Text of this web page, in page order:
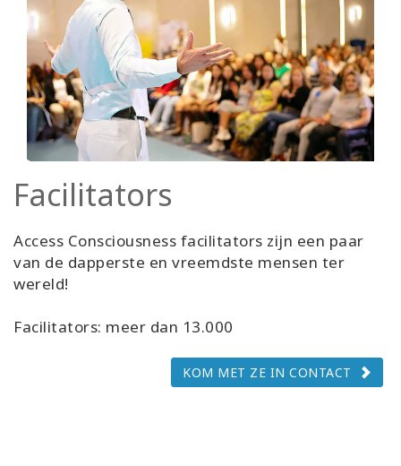
Facilitators
Access Consciousness facilitators zijn een paar
van de dapperste en vreemdste mensen ter
wereld!
Facilitators: meer dan 13.000
KOM MET ZE IN CONTACT